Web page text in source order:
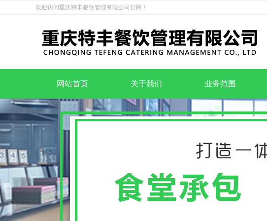
欢迎访问重庆特丰餐饮管理有限公司官网！
网站首页 关于我们 业务范围